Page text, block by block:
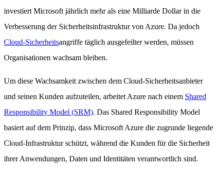
investiert Microsoft jährlich mehr als eine Milliarde Dollar in die
Verbesserung der Sicherheitsinfrastruktur von Azure. Da jedoch
Cloud-Sicherheitsangriffe täglich ausgefeilter werden, müssen
Organisationen wachsam bleiben.
Um diese Wachsamkeit zwischen dem Cloud-Sicherheitsanbieter
und seinen Kunden aufzuteilen, arbeitet Azure nach einem Shared
Responsibility Model (SRM). Das Shared Responsibility Model
basiert auf dem Prinzip, dass Microsoft Azure die zugrunde liegende
Cloud-Infrastruktur schützt, während die Kunden für die Sicherheit
ihrer Anwendungen, Daten und Identitäten verantwortlich sind.